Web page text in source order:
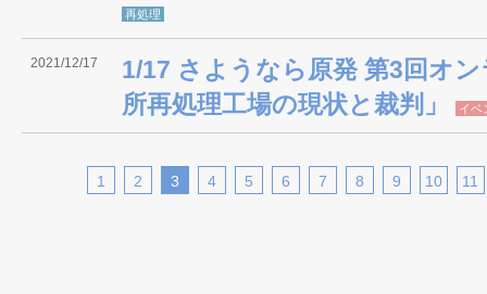
再処理
2021/12/17
1/17 さようなら原発 第3回オ
所再処理工場の現状と裁判」
イベ
1 2 3 4 5 6 7 8 9 10 11